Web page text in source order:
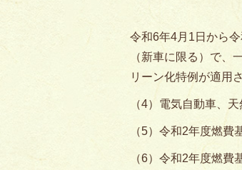
令和6年4月1日から
（新車に限る）で、
リーン化特例が適用
（4）電気自動車、
（5）令和2年度燃
（6）令和2年度燃